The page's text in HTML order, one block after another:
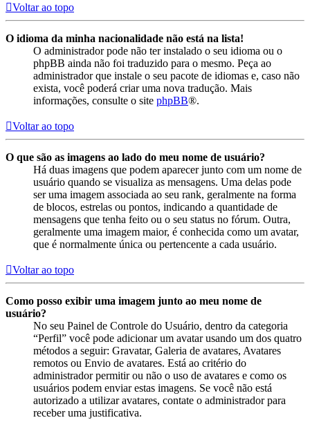
Voltar ao topo
O idioma da minha nacionalidade não está na lista!
O administrador pode não ter instalado o seu idioma ou o
phpBB ainda não foi traduzido para o mesmo. Peça ao
administrador que instale o seu pacote de idiomas e, caso não
exista, você poderá criar uma nova tradução. Mais
informações, consulte o site phpBB®.
Voltar ao topo
O que são as imagens ao lado do meu nome de usuário?
Há duas imagens que podem aparecer junto com um nome de
usuário quando se visualiza as mensagens. Uma delas pode
ser uma imagem associada ao seu rank, geralmente na forma
de blocos, estrelas ou pontos, indicando a quantidade de
mensagens que tenha feito ou o seu status no fórum. Outra,
geralmente uma imagem maior, é conhecida como um avatar,
que é normalmente única ou pertencente a cada usuário.
Voltar ao topo
Como posso exibir uma imagem junto ao meu nome de
usuário?
No seu Painel de Controle do Usuário, dentro da categoria
“Perfil” você pode adicionar um avatar usando um dos quatro
métodos a seguir: Gravatar, Galeria de avatares, Avatares
remotos ou Envio de avatares. Está ao critério do
administrador permitir ou não o uso de avatares e como os
usuários podem enviar estas imagens. Se você não está
autorizado a utilizar avatares, contate o administrador para
receber uma justificativa.